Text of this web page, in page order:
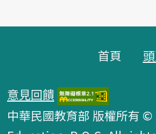
首頁
意見回饋
中華民國教育部 版權所有